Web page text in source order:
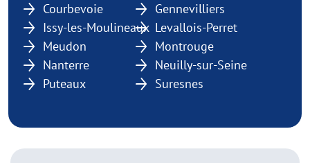
Courbevoie
Gennevilliers
Issy-les-Moulineaux Levallois-Perret
Meudon
Montrouge
Nanterre
Neuilly-sur-Seine
Puteaux
Suresnes